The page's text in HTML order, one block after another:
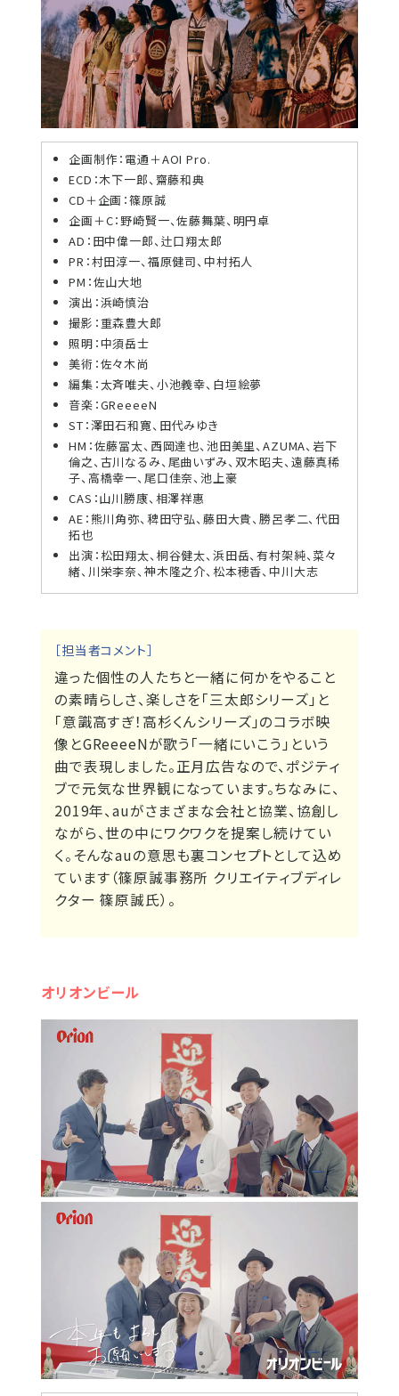
企画制作：電通＋AOI Pro.
ECD：木下一郎、齋藤和典
CD＋企画：篠原誠
企画＋C：野崎賢一、佐藤舞葉、明円卓
AD：田中偉一郎、辻口翔太郎
PR：村田淳一、福原健司、中村拓人
PM：佐山大地
演出：浜崎慎治
撮影：重森豊大郎
照明：中須岳士
美術：佐々木尚
編集：太斉唯夫、小池義幸、白垣絵夢
音楽：GReeeeN
ST：澤田石和寛、田代みゆき
HM：佐藤冨太、西岡達也、池田美里、AZUMA、岩下
倫之、古川なるみ、尾曲いずみ、双木昭夫、遠藤真稀
子、高橋幸一、尾口佳奈、池上豪
CAS：山川勝康、相澤祥惠
AE：熊川角弥、稗田守弘、藤田大貴、勝呂孝二、代田
拓也
出演：松田翔太、桐谷健太、浜田岳、有村架純、菜々
緒、川栄李奈、神木隆之介、松本穂香、中川大志
［担当者コメント］
違った個性の人たちと一緒に何かをやること
の素晴らしさ、楽しさを「三太郎シリーズ」と
「意識高すぎ！高杉くんシリーズ」のコラボ映
像とGReeeeNが歌う「一緒にいこう」という
曲で表現しました。正月広告なので、ポジティ
ブで元気な世界観になっています。ちなみに、
2019年、auがさまざまな会社と協業、協創し
ながら、世の中にワクワクを提案し続けてい
く。そんなauの意思も裏コンセプトとして込め
ています（篠原誠事務所 クリエイティブディレ
クター 篠原誠氏）。
オリオンビール